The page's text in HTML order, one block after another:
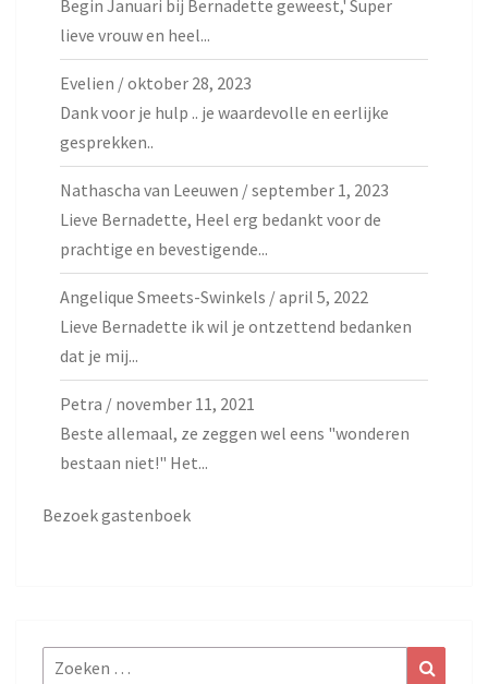
Begin Januari bij Bernadette geweest,' Super
lieve vrouw en heel...
Evelien /oktober 28, 2023
Dank voor je hulp .. je waardevolle en eerlijke
gesprekken..
Nathascha van Leeuwen /september 1, 2023
Lieve Bernadette, Heel erg bedankt voor de
prachtige en bevestigende...
Angelique Smeets-Swinkels /april 5, 2022
Lieve Bernadette ik wil je ontzettend bedanken
dat je mij...
Petra / november 11, 2021
Beste allemaal, ze zeggen wel eens "wonderen
bestaan niet!" Het...
Bezoek gastenboek
Zoeken